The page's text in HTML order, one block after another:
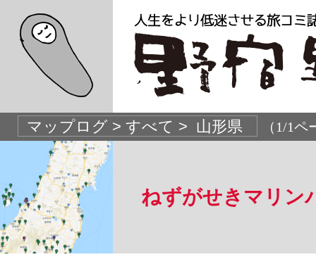
（1/1ペ
ねずがせきマリン